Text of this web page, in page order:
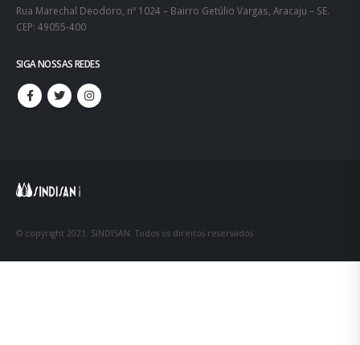
Rua Marechal Deodoro, nº 1024 – Bairro Getúlio Vargas, Aracaju – SE.
CEP: 49055-400
SIGA NOSSAS REDES
© copyright 2021. SINDISAN. Todos os direitos reservados